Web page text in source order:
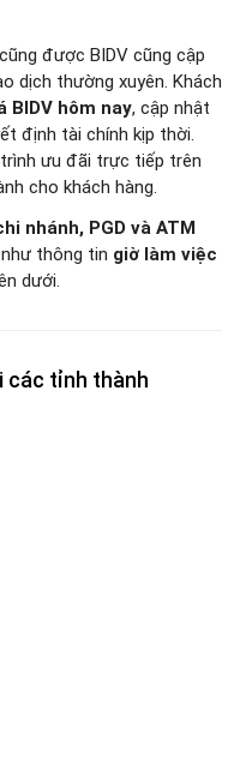
cũng được BIDV cũng cập
dịch thường xuyên. Khách
BIDV hôm nay, cập nhật
định tài chính kịp thời.
ưu đãi trực tiếp trên
cho khách hàng.
nhánh, PGD và ATM
thông tin giờ làm việc
dưới.
các tỉnh thành